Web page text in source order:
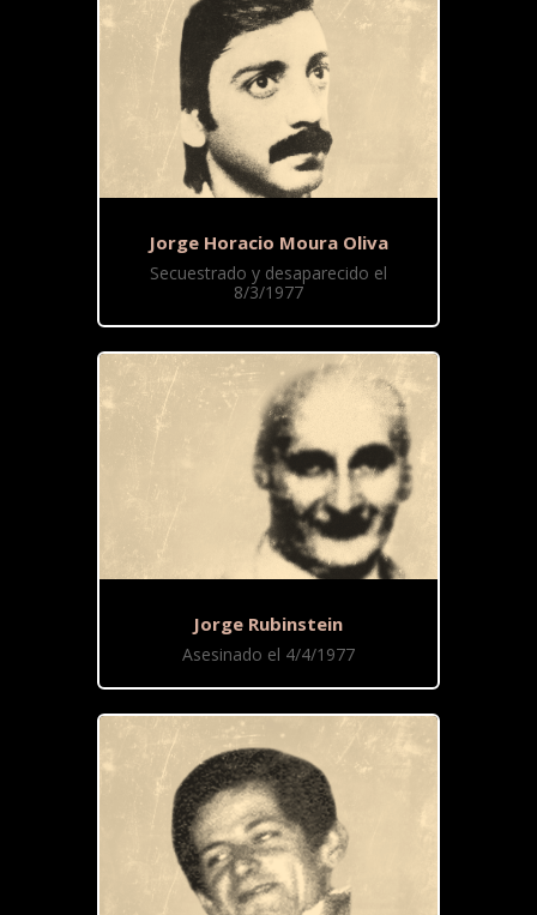
Jorge Horacio Moura Oliva
Secuestrado y desaparecido el
8/3/1977
Jorge Rubinstein
Asesinado el 4/4/1977